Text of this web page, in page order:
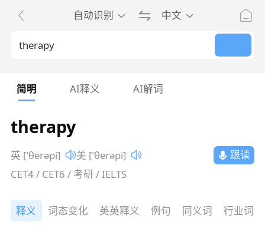
自动识别 中文
简明 AI释义 AI解词
therapy
英 [ˈθerəpi] 美 [ˈθerəpi]
跟读
CET4 / CET6 / 考研 / IELTS
释义 词态变化 英英释义 例句 同义词 行业词典